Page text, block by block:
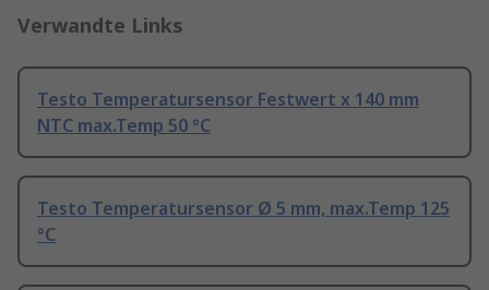
Verwandte Links
Testo Temperatursensor Festwert x 140 mm
NTC max.Temp 50 °C
Testo Temperatursensor Ø 5 mm, max.Temp 125
°C